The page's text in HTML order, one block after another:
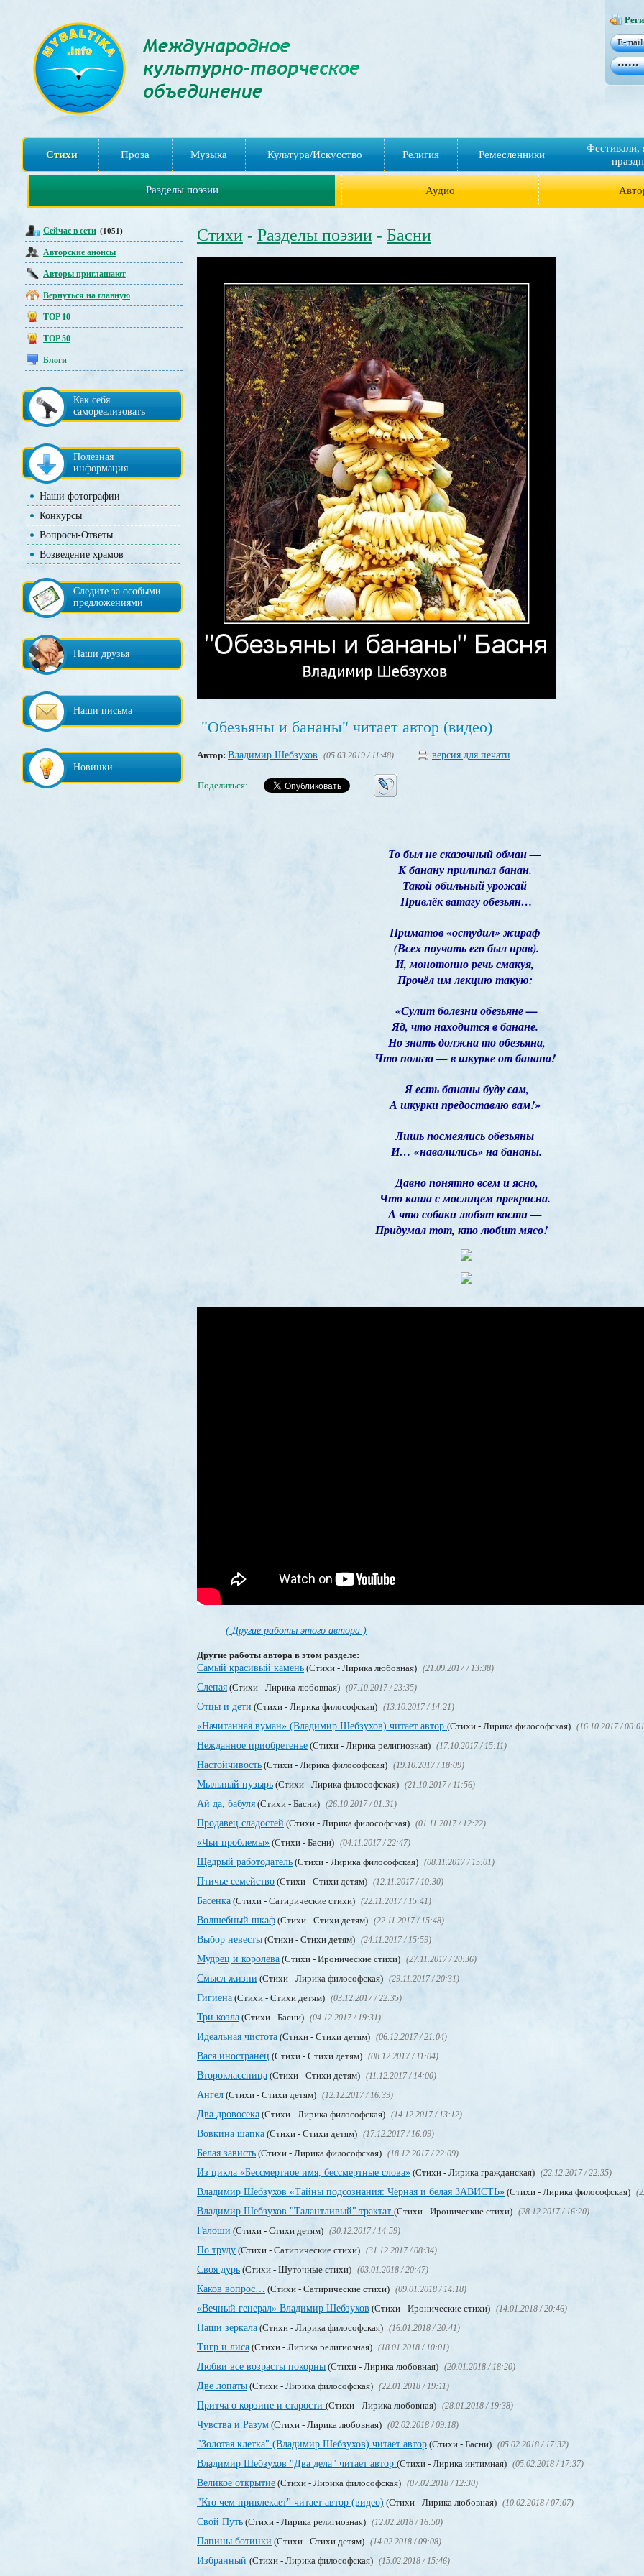
Стихи Проза Музыка Культура/Искусство Религия Ремесленники
Фестивали,
Разделы поэзии Аудио
Сейчас в сети (1051)
Авторские анонсы
Авторы приглашают
Вернуться на главную
TOP 10
TOP 50
Блоги
Как себя
самореализовать
Полезная
информация
Наши фотографии
Конкурсы
Вопросы-Ответы
Возведение храмов
Следите за особыми
предложениями
Наши друзья
Наши письма
Новинки
Стихи - Разделы поэзии - Басни
"Обезьяны и бананы" читает автор (видео)
Автор: Владимир Шебзухов (05.03.2019 / 11:48) версия для печати
Поделиться:
​То был не сказочный обман —
К банану прилипал банан.
Такой обильный урожай
Привлёк ватагу обезьян…
Приматов «остудил» жираф
(Всех поучать его был нрав).
И, монотонно речь смакуя,
Прочёл им лекцию такую:
«Сулит болезни обезьяне —
Яд, что находится в банане.
Но знать должна то обезьяна,
Что польза — в шкурке от банана!
Я есть бананы буду сам,
А шкурки предоставлю вам!»
Лишь посмеялись обезьяны
И… «навалились» на бананы.
Давно понятно всем и ясно,
Что каша с маслицем прекрасна.
А что собаки любят кости —
Придумал тот, кто любит мясо!
( Другие работы этого автора )
Другие работы автора в этом разделе:
Самый красивый камень (Стихи - Лирика любовная) (21.09.2017 / 13:38)
Слепая (Стихи - Лирика любовная) (07.10.2017 / 23:35)
Отцы и дети (Стихи - Лирика философская) (13.10.2017 / 14:21)
«Начитанная вуман» (Владимир Шебзухов) читает автор (Стихи - Лирика философская) (16.10.2017 /
Нежданное приобретенье (Стихи - Лирика религиозная) (17.10.2017 / 15:11)
Настойчивость (Стихи - Лирика философская) (19.10.2017 / 18:09)
Мыльный пузырь (Стихи - Лирика философская) (21.10.2017 / 11:56)
Ай да, бабуля (Стихи - Басни) (26.10.2017 / 01:31)
Продавец сладостей (Стихи - Лирика философская) (01.11.2017 / 12:22)
«Чьи проблемы» (Стихи - Басни) (04.11.2017 / 22:47)
Щедрый работодатель (Стихи - Лирика философская) (08.11.2017 / 15:01)
Птичье семейство (Стихи - Стихи детям) (12.11.2017 / 10:30)
Басенка (Стихи - Сатирические стихи) (22.11.2017 / 15:41)
Волшебный шкаф (Стихи - Стихи детям) (22.11.2017 / 15:48)
Выбор невесты (Стихи - Стихи детям) (24.11.2017 / 15:59)
Мудрец и королева (Стихи - Иронические стихи) (27.11.2017 / 20:36)
Смысл жизни (Стихи - Лирика философская) (29.11.2017 / 20:31)
Гигиена (Стихи - Стихи детям) (03.12.2017 / 22:35)
Три козла (Стихи - Басни) (04.12.2017 / 19:31)
Идеальная чистота (Стихи - Стихи детям) (06.12.2017 / 21:04)
Вася иностранец (Стихи - Стихи детям) (08.12.2017 / 11:04)
Второклассница (Стихи - Стихи детям) (11.12.2017 / 14:00)
Ангел (Стихи - Стихи детям) (12.12.2017 / 16:39)
Два дровосека (Стихи - Лирика философская) (14.12.2017 / 13:12)
Вовкина шапка (Стихи - Стихи детям) (17.12.2017 / 16:09)
Белая зависть (Стихи - Лирика философская) (18.12.2017 / 22:09)
Из цикла «Бессмертное имя, бессмертные слова» (Стихи - Лирика гражданская) (22.12.2017 / 22:35)
Владимир Шебзухов «Тайны подсознания: Чёрная и белая ЗАВИСТЬ» (Стихи - Лирика философская)
Владимир Шебзухов "Талантливый" трактат (Стихи - Иронические стихи) (28.12.2017 / 16:20)
Галоши (Стихи - Стихи детям) (30.12.2017 / 14:59)
По труду (Стихи - Сатирические стихи) (31.12.2017 / 08:34)
Своя дурь (Стихи - Шуточные стихи) (03.01.2018 / 20:47)
Каков вопрос… (Стихи - Сатирические стихи) (09.01.2018 / 14:18)
«Вечный генерал» Владимир Шебзухов (Стихи - Иронические стихи) (14.01.2018 / 20:46)
Наши зеркала (Стихи - Лирика философская) (16.01.2018 / 20:41)
Тигр и лиса (Стихи - Лирика религиозная) (18.01.2018 / 10:01)
Любви все возрасты покорны (Стихи - Лирика любовная) (20.01.2018 / 18:20)
Две лопаты (Стихи - Лирика философская) (22.01.2018 / 19:11)
Притча о корзине и старости (Стихи - Лирика любовная) (28.01.2018 / 19:38)
Чувства и Разум (Стихи - Лирика любовная) (02.02.2018 / 09:18)
"Золотая клетка" (Владимир Шебзухов) читает автор (Стихи - Басни) (05.02.2018 / 17:32)
Владимир Шебзухов "Два дела" читает автор (Стихи - Лирика интимная) (05.02.2018 / 17:37)
Великое открытие (Стихи - Лирика философская) (07.02.2018 / 12:30)
"Кто чем привлекает" читает автор (видео) (Стихи - Лирика любовная) (10.02.2018 / 07:07)
Свой Путь (Стихи - Лирика религиозная) (12.02.2018 / 16:50)
Папины ботинки (Стихи - Стихи детям) (14.02.2018 / 09:08)
Избранный (Стихи - Лирика философская) (15.02.2018 / 15:46)